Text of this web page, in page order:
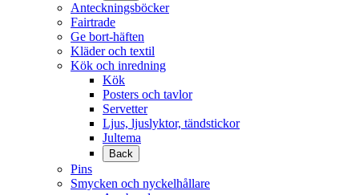
Anteckningsböcker
Fairtrade
Ge bort-häften
Kläder och textil
Kök och inredning
Kök
Posters och tavlor
Servetter
Ljus, ljuslyktor, tändstickor
Jultema
Back
Pins
Smycken och nyckelhållare